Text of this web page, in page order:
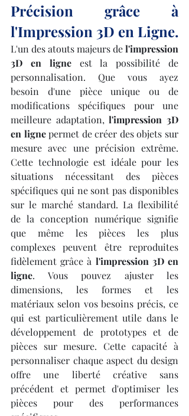
Précision grâce à
l'Impression 3D en Ligne.
L'un des atouts majeurs de l'impression
3D en ligne est la possibilité de
personnalisation. Que vous ayez
besoin d'une pièce unique ou de
modifications spécifiques pour une
meilleure adaptation, l'impression 3D
en ligne permet de créer des objets sur
mesure avec une précision extrême.
Cette technologie est idéale pour les
situations nécessitant des pièces
spécifiques qui ne sont pas disponibles
sur le marché standard. La flexibilité
de la conception numérique signifie
que même les pièces les plus
complexes peuvent être reproduites
fidèlement grâce à l'impression 3D en
ligne. Vous pouvez ajuster les
dimensions, les formes et les
matériaux selon vos besoins précis, ce
qui est particulièrement utile dans le
développement de prototypes et de
pièces sur mesure. Cette capacité à
personnaliser chaque aspect du design
offre une liberté créative sans
précédent et permet d'optimiser les
pièces pour des performances